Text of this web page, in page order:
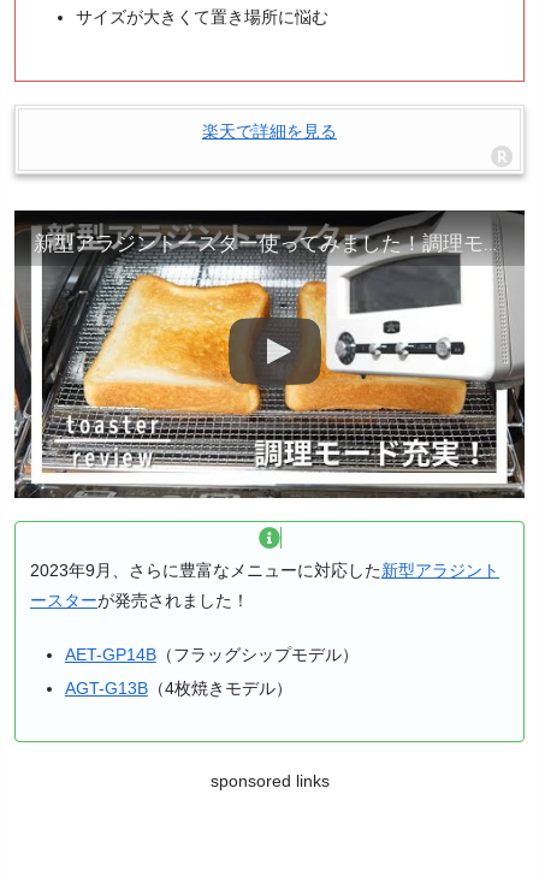
サイズが大きくて置き場所に悩む
楽天で詳細を見る
新型アラジントースター使ってみました！調理モードを使ってみた口コミ評判[Aladdin Toaster Review]
2023年9月、さらに豊富なメニューに対応した新型アラジント
ースターが発売されました！
AET-GP14B（フラッグシップモデル）
AGT-G13B（4枚焼きモデル）
sponsored links